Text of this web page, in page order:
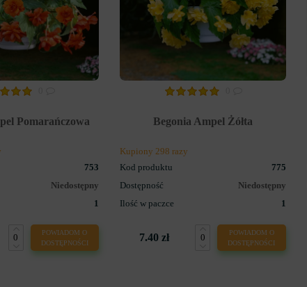
Pomarańczowa
753
Niedostępny
1
POWIADOM O
DOSTĘPNOŚCI
Begonia Ampel Żółta
Kupiony 298 razy
Kod produktu
775
Dostępność
Niedostępny
Ilość w paczce
1
7.40 zł
POWIADOM O
DOSTĘPNOŚCI